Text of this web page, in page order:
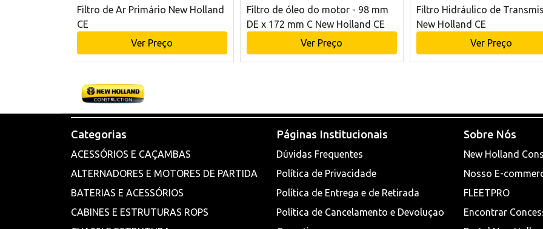
Filtro de Ar Primário New Holland
CE
Ver Preço
Filtro de óleo do motor - 98 mm
DE x 172 mm C New Holland CE
Ver Preço
Filtro Hidráulico de
New Holland CE
Ver Preço
Categorias
ACESSÓRIOS E CAÇAMBAS
ALTERNADORES E MOTORES DE PARTIDA
BATERIAS E ACESSÓRIOS
CABINES E ESTRUTURAS ROPS
Páginas Institucionais
Dúvidas Frequentes
Política de Privacidade
Política de Entrega e de Retirada
Política de Cancelamento e Devoluçao
Sobre Nós
New Holland
Nosso E-
FLEETPRO
Encontrar